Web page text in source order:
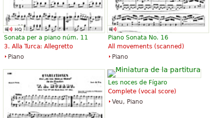
Eine kleine Nachtmusik K. 525
8,66 €
Piano, Violin
Eine Kleine Nachtmusik
8,71 €
Piano Solo
Sonata per a piano núm. 11
3. Alla Turca: Allegretto
Piano
Piano Sonata No. 16
All movements (scanned)
Piano
Les noces de Fígaro
Complete (vocal score)
Veu, Piano